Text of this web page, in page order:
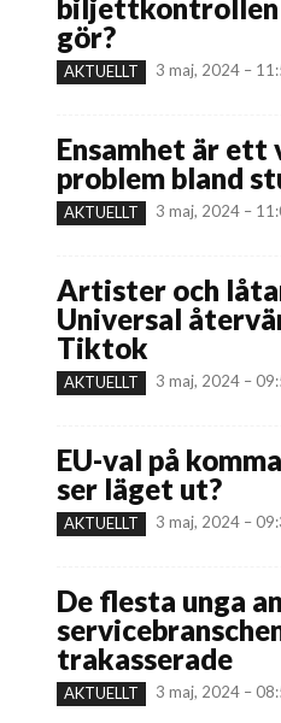
biljettkontrollen
gör?
AKTUELLT 3 maj, 2024 –
Ensamhet är ett
problem bland
AKTUELLT 3 maj, 2024 –
Artister och
Universal
Tiktok
AKTUELLT 3 maj, 2024 –
EU-val på
ser läget ut?
AKTUELLT 3 maj, 2024 –
De flesta unga
trakasserade
AKTUELLT 3 maj, 2024 –